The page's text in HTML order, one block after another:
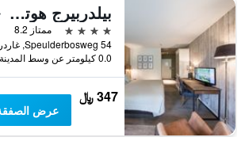
بيلدربيرج هوتل تسبيلدربوس
4 نجوم
ممتاز 8.2
0.0 كيلومتر عن وسط المدينة
347 ﷼
عرض